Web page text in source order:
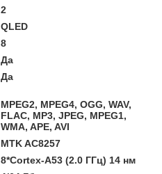
2
QLED
8
Да
Да
MPEG2, MPEG4, OGG, WAV,
FLAC, MP3, JPEG, MPEG1,
WMA, APE, AVI
MTK AC8257
8*Cortex-A53 (2.0 ГГц) 14 нм